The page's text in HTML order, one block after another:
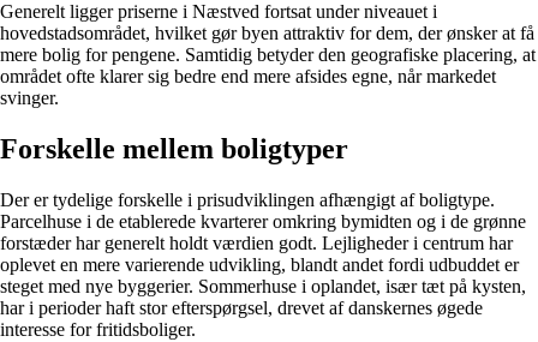
Generelt ligger priserne i Næstved fortsat under niveauet i
hovedstadsområdet, hvilket gør byen attraktiv for dem, der ønsker at få
mere bolig for pengene. Samtidig betyder den geografiske placering, at
området ofte klarer sig bedre end mere afsides egne, når markedet
svinger.
Forskelle mellem boligtyper
Der er tydelige forskelle i prisudviklingen afhængigt af boligtype.
Parcelhuse i de etablerede kvarterer omkring bymidten og i de grønne
forstæder har generelt holdt værdien godt. Lejligheder i centrum har
oplevet en mere varierende udvikling, blandt andet fordi udbuddet er
steget med nye byggerier. Sommerhuse i oplandet, især tæt på kysten,
har i perioder haft stor efterspørgsel, drevet af danskernes øgede
interesse for fritidsboliger.